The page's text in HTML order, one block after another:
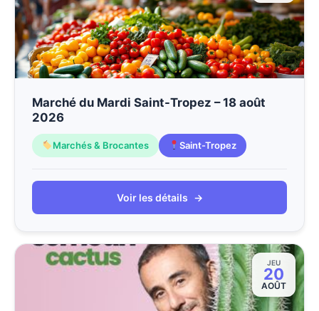
Marché du Mardi Saint-Tropez – 18 août
2026
Marchés & Brocantes Saint-Tropez
Voir les détails →
JEU
20
AOÛT